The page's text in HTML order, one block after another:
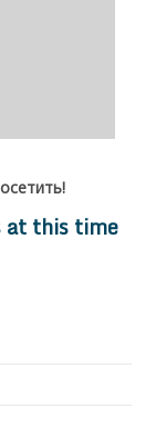
at this time